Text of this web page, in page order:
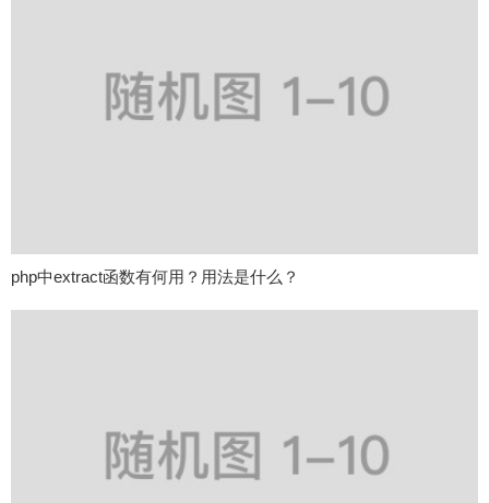
php中extract函数有何用？用法是什么？